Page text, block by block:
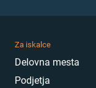
Za iskalce
Delovna mesta
Podjetja